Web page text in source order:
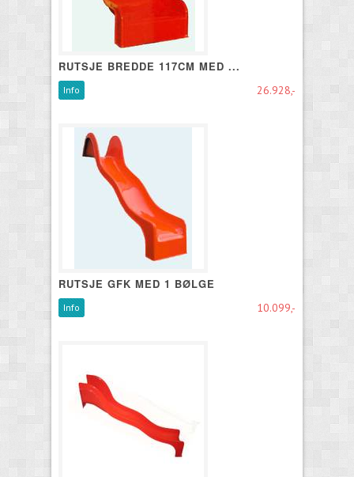
RUTSJE BREDDE 117CM MED ...
26.928,-
Info
RUTSJE GFK MED 1 BØLGE
10.099,-
Info